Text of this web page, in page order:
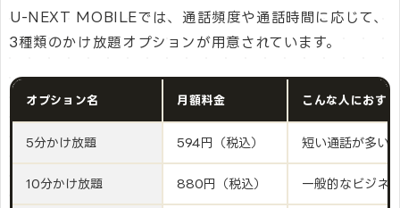
U-NEXT MOBILEでは、通話頻度や通話時間に応じて、
3種類のかけ放題オプションが用意されています。
オプション名 月額料金 こんな人におす
5分かけ放題 594円（税込） 短い通話が多い
10分かけ放題 880円（税込） 一般的なビジネ